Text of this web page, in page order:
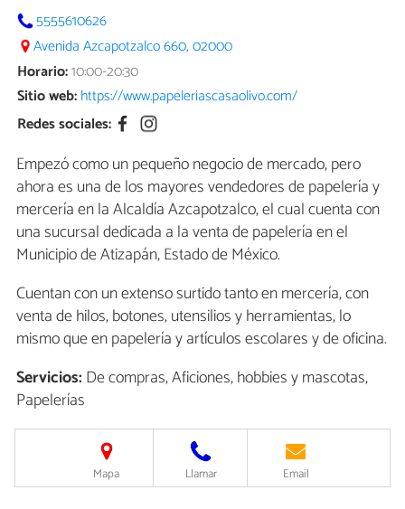
5555610626
Avenida Azcapotzalco 660, 02000
Horario:10:00-20:30
Sitio web:https://www.papeleriascasaolivo.com/
Redes sociales:
Empezó como un pequeño negocio de mercado, pero
ahora es una de los mayores vendedores de papelería y
mercería en la Alcaldía Azcapotzalco, el cual cuenta con
una sucursal dedicada a la venta de papelería en el
Municipio de Atizapán, Estado de México.
Cuentan con un extenso surtido tanto en mercería, con
venta de hilos, botones, utensilios y herramientas, lo
mismo que en papelería y artículos escolares y de oficina.
Servicios:De compras, Aficiones, hobbies y mascotas,
Papelerías
Mapa Llamar Email